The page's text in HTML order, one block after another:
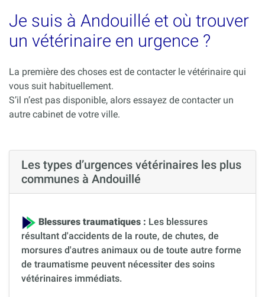
Je suis à Andouillé et où trouver
un vétérinaire en urgence ?
La première des choses est de contacter le vétérinaire qui
vous suit habituellement.
S’il n’est pas disponible, alors essayez de contacter un
autre cabinet de votre ville.
Les types d’urgences vétérinaires les plus
communes à Andouillé
Blessures traumatiques : Les blessures
résultant d'accidents de la route, de chutes, de
morsures d'autres animaux ou de toute autre forme
de traumatisme peuvent nécessiter des soins
vétérinaires immédiats.